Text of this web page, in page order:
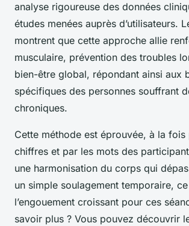
analyse rigoureuse des données
études menées auprès d’utilisateurs.
montrent que cette approche allie
musculaire, prévention des troubles
bien-être global, répondant ainsi aux
spécifiques des personnes souffrant
chroniques.
Cette méthode est éprouvée, à la fois
chiffres et par les mots des
une harmonisation du corps qui
un simple soulagement temporaire,
l’engouement croissant pour ces
savoir plus ? Vous pouvez découvrir